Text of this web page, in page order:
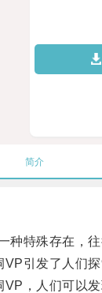
简介
特殊存在，往
引发了人们探
，人们可以发